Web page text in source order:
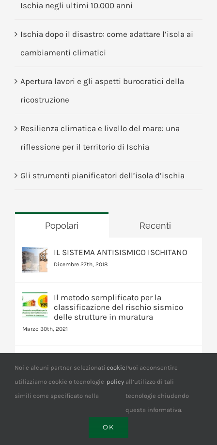
Ischia negli ultimi 10.000 anni
Ischia dopo il disastro: come adattare l’isola ai
cambiamenti climatici
Apertura lavori e gli aspetti burocratici della
ricostruzione
Resilienza climatica e livello del mare: una
riflessione per il territorio di Ischia
Gli strumenti pianificatori dell’isola d’ischia
Popolari Recenti
IL SISTEMA ANTISISMICO ISCHITANO
Dicembre 27th, 2018
Il metodo semplificato per la
classificazione del rischio sismico
delle strutture in muratura
Marzo 30th, 2021
Noi e alcuni partner selezionati
utilizziamo cookie o tecnologie
simili come specificato nella
cookie
policy
Puoi acconsentire
all’utilizzo di tali
tecnologie chiudendo
questa informativa.
OK